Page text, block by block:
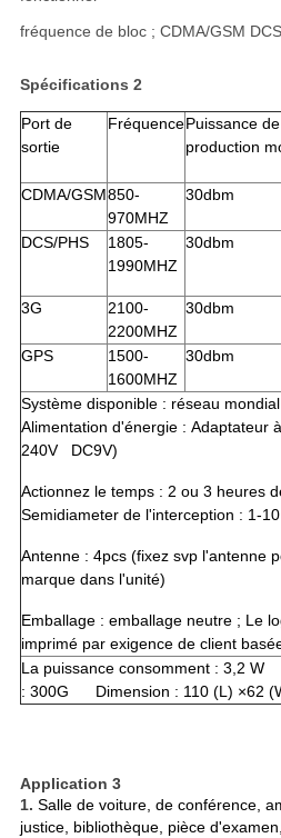
fréquence de bloc ; CDMA/GSM
Spécifications 2
Port de
sortie
FréquencePuissance de
production
CDMA/GSM850-
970MHZ
30dbm
DCS/PHS
1805-
1990MHZ
30dbm
3G
2100-
2200MHZ
30dbm
GPS
1500-
1600MHZ
30dbm
Système disponible : réseau
Alimentation d'énergie : Adaptateur
240V DC9V)
Actionnez le temps : 2 ou 3 heures
Semidiameter de l'interception : 1-
Antenne : 4pcs (fixez svp l'antenne
marque dans l'unité)
Emballage : emballage neutre ; Le
imprimé par exigence de client
La puissance consomment : 3,2
: 300G Dimension : 110 (L) ×62
Application 3
1. Salle de voiture, de conférence,
justice, bibliothèque, pièce